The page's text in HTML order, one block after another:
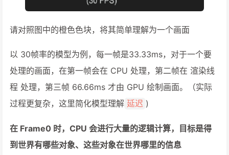
请对照图中的橙色色块，将其简单理解为一个画面
以 30帧率的模型为例，每一帧是33.33ms，对于一个要
处理的画面，在第一帧会在 CPU 处理，第二帧在 渲染线
程 处理，第三帧 66.66ms 才由 GPU 绘制画面。（实际
过程更复杂，这里简化模型理解 延迟 )
在 Frame0 时，CPU 会进行大量的逻辑计算，目标是得
到世界有哪些对象、这些对象在世界哪里的信息